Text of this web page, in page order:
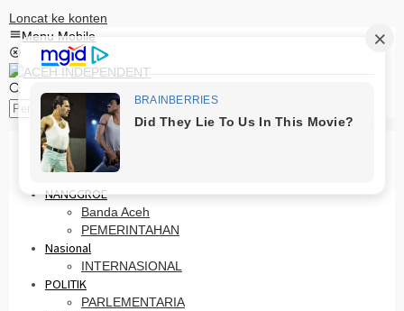
Loncat ke konten
Menu Mobile
HOME
PRO OTONOMI
NANGGROE
Banda Aceh
PEMERINTAHAN
Nasional
INTERNASIONAL
POLITIK
PARLEMENTARIA